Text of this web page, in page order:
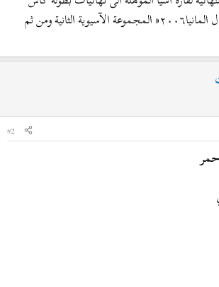
المانيا‮٦٠٠٢« ‬المجموعة الآسيوية الثانية ومن ثم
#2